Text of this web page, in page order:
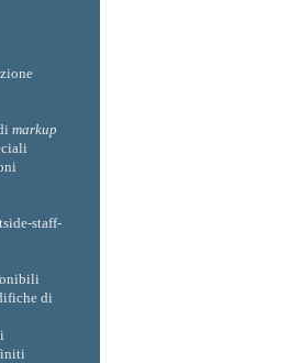
markup
staff-
di